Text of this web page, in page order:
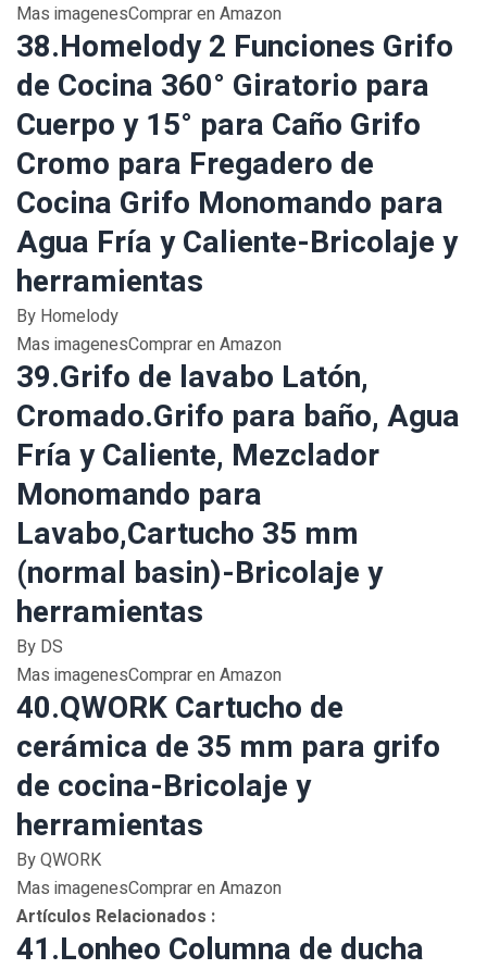
Mas imagenesComprar en Amazon
38.Homelody 2 Funciones Grifo
de Cocina 360° Giratorio para
Cuerpo y 15° para Caño Grifo
Cromo para Fregadero de
Cocina Grifo Monomando para
Agua Fría y Caliente-Bricolaje y
herramientas
By Homelody
Mas imagenesComprar en Amazon
39.Grifo de lavabo Latón,
Cromado.Grifo para baño, Agua
Fría y Caliente, Mezclador
Monomando para
Lavabo,Cartucho 35 mm
(normal basin)-Bricolaje y
herramientas
By DS
Mas imagenesComprar en Amazon
40.QWORK Cartucho de
cerámica de 35 mm para grifo
de cocina-Bricolaje y
herramientas
By QWORK
Mas imagenesComprar en Amazon
Artículos Relacionados :
41.Lonheo Columna de ducha